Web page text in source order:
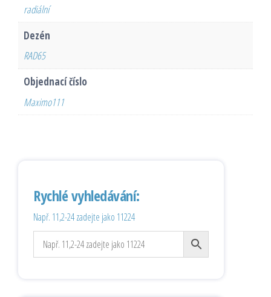
radiální
Dezén
RAD65
Objednací číslo
Maximo111
Rychlé vyhledávání:
Např. 11,2-24 zadejte jako 11224